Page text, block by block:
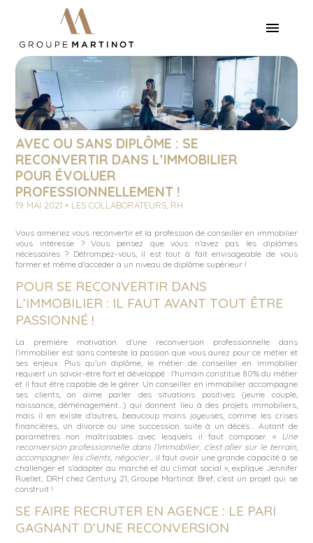
AVEC OU SANS DIPLÔME : SE
RECONVERTIR DANS L’IMMOBILIER
POUR ÉVOLUER
PROFESSIONNELLEMENT !
19 MAI 2021 • LES COLLABORATEURS, RH
Vous aimeriez vous reconvertir et la profession de conseiller en immobilier
vous intéresse ? Vous pensez que vous n’avez pas les diplômes
nécessaires ? Détrompez-vous, il est tout à fait envisageable de vous
former et même d’accéder à un niveau de diplôme supérieur !
POUR SE RECONVERTIR DANS
L’IMMOBILIER : IL FAUT AVANT TOUT ÊTRE
PASSIONNÉ !
La première motivation d’une reconversion professionnelle dans
l’immobilier est sans conteste la passion que vous aurez pour ce métier et
ses enjeux. Plus qu’un diplôme, le métier de conseiller en immobilier
requiert un savoir-être fort et développé : l’humain constitue 80% du métier
et il faut être capable de le gérer. Un conseiller en immobilier accompagne
ses clients, on aime parler des situations positives (jeune couple,
naissance, déménagement…) qui donnent lieu à des projets immobiliers,
mais il en existe d’autres, beaucoup moins joyeuses, comme les crises
financières, un divorce ou une succession suite à un décès… Autant de
paramètres non maîtrisables avec lesquels il faut composer. «
Une
reconversion professionnelle dans l’immobilier, c’est aller sur le terrain,
accompagner les clients, négocier…
il faut avoir une grande capacité à se
challenger et s’adapter au marché et au climat social », explique Jennifer
Ruellet, DRH chez Century 21, Groupe Martinot. Bref, c’est un projet qui se
construit !
SE FAIRE RECRUTER EN AGENCE : LE PARI
GAGNANT D’UNE RECONVERSION